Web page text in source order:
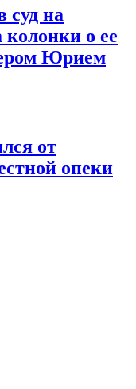
суд на
о ее
Юрием
от
опеки